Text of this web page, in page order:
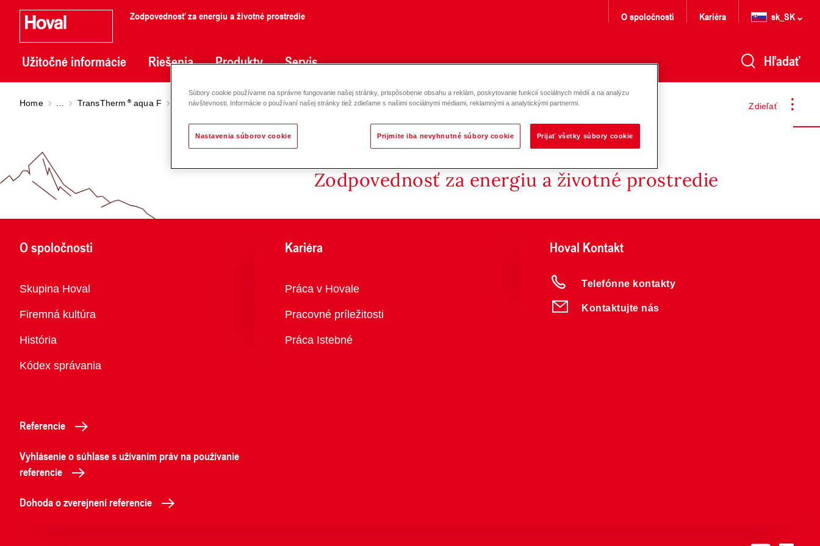
Zodpovednosť za energiu a životné prostredie
Užitočné informácie Riešenia Produkty Servis
O spoločnosti Kariéra sk_SK
Hľadať
Zdieľať
Home TransTherm aqua F TransTherm aqua F (6-10)-(6-50)
Zodpovednosť za energiu a životné prostredie
O spoločnosti
Prehľad
Skupina Hoval
Firemná kultúra
História
Kódex správania
Kariéra
Prehľad
Práca v Hovale
Pracovné príležitosti
Práca Istebné
Hoval Kontakt
Telefónne kontakty
Kontaktujte nás
Referencie
Vyhlásenie o súhlase s užívaním práv na používanie
referencie
Dohoda o zverejnení referencie
Súbory cookie používame na správne fungovanie našej stránky, prispôsobenie obsahu a reklám, poskytovanie funkcií sociálnych médií a na analýzu
návštevnosti. Informácie o používaní našej stránky tiež zdieľame s našimi sociálnymi médiami, reklamnými a analytickými partnermi.
Nastavenia súborov cookie Prijmite iba nevyhnutné súbory cookie Prijať všetky súbory cookie